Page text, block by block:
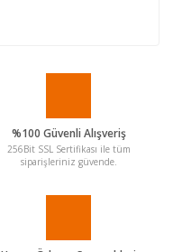
%100 Güvenli Alışveriş
256Bit SSL Sertifikası ile tüm
siparişleriniz güvende.